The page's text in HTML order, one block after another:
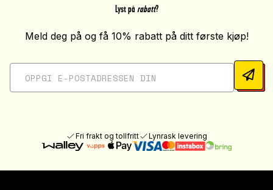
Lyst på rabatt?
Meld deg på og få 10% rabatt på ditt første kjøp!
Fri frakt og tollfritt Lynrask levering